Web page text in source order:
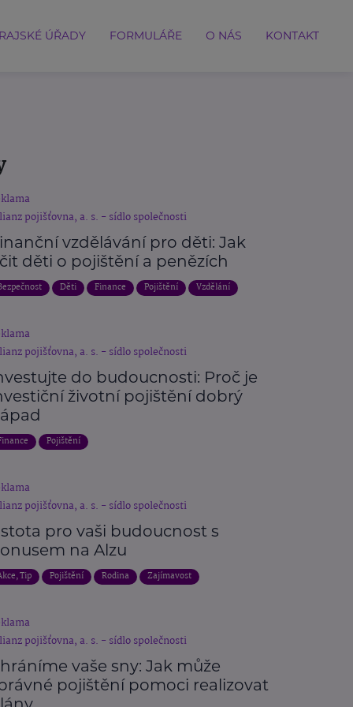
ÚŘADY FORMULÁŘE O NÁS KONTAKT
pojišťovna, a. s. - sídlo společnosti
vzdělávání pro děti: Jak
děti o pojištění a penězích
Děti Finance Pojištění Vzdělání
pojišťovna, a. s. - sídlo společnosti
do budoucnosti: Proč je
životní pojištění dobrý
Pojištění
pojišťovna, a. s. - sídlo společnosti
pro vaši budoucnost s
na Alzu
Tip Pojištění Rodina Zajímavost
pojišťovna, a. s. - sídlo společnosti
vaše sny: Jak může
pojištění pomoci realizovat